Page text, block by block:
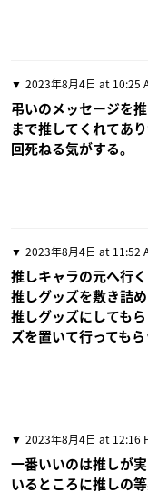
2023年8月4日 at 10:25
弔いのメッセージを
まで推してくれてあ
回死ねる気がする。
2023年8月4日 at 11:52
推しキャラの元へ行
推しグッズを敷き詰
推しグッズにしても
ズを置いて行ってもら
2023年8月4日 at 12:16
一番いいのは推しが
いるところに推しの